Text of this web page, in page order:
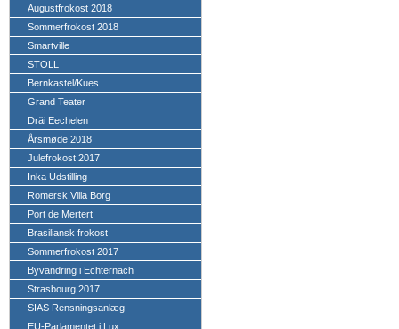
Augustfrokost 2018
Sommerfrokost 2018
Smartville
STOLL
Bernkastel/Kues
Grand Teater
Dräi Eechelen
Årsmøde 2018
Julefrokost 2017
Inka Udstilling
Romersk Villa Borg
Port de Mertert
Brasiliansk frokost
Sommerfrokost 2017
Byvandring i Echternach
Strasbourg 2017
SIAS Rensningsanlæg
EU-Parlamentet i Lux